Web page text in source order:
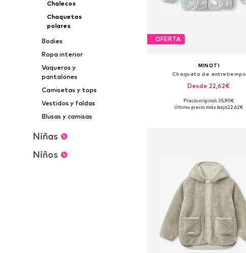
Chalecos
Chaquetas
polares
Bodies
Ropa interior
Vaqueros y
pantalones
Camisetas y tops
Vestidos y faldas
Blusas y camisas
Niñas
Niños
OFERTA
MINOTI
Chaqueta de entretiempo
Desde 22,62€
Disponible en muchas tallas
Precio original: 35,90€
Último precio más bajo:22,62€